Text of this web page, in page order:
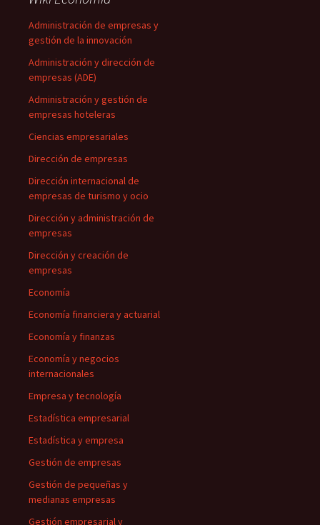
Administración de empresas y
gestión de la innovación
Administración y dirección de
empresas (ADE)
Administración y gestión de
empresas hoteleras
Ciencias empresariales
Dirección de empresas
Dirección internacional de
empresas de turismo y ocio
Dirección y administración de
empresas
Dirección y creación de
empresas
Economía
Economía financiera y actuarial
Economía y finanzas
Economía y negocios
internacionales
Empresa y tecnología
Estadística empresarial
Estadística y empresa
Gestión de empresas
Gestión de pequeñas y
medianas empresas
Gestión empresarial y